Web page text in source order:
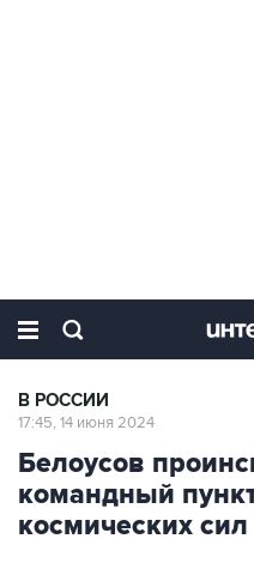
В РОССИИ
17:45, 14 июня 2024
Белоусов
командный
космических сил